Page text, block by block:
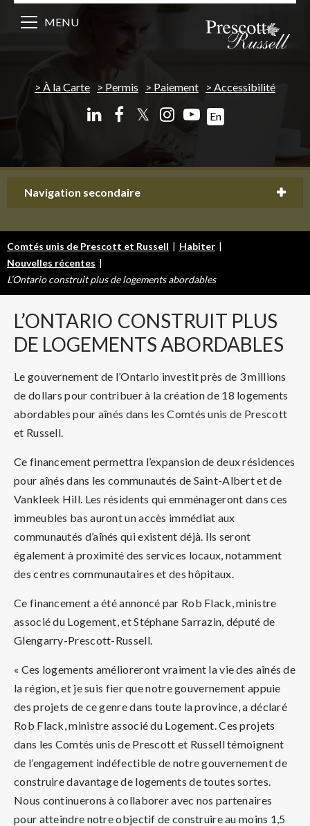
À la Carte Permis Paiement Accessibilité
𝕏 En
MENU
Navigation secondaire
Comtés unis de Prescott et Russell | Habiter |
Nouvelles récentes |
L’Ontario construit plus de logements abordables
L’ONTARIO CONSTRUIT PLUS
DE LOGEMENTS ABORDABLES
Le gouvernement de l’Ontario investit près de 3 millions
de dollars pour contribuer à la création de 18 logements
abordables pour aînés dans les Comtés unis de Prescott
et Russell.
Ce financement permettra l’expansion de deux résidences
pour aînés dans les communautés de Saint-Albert et de
Vankleek Hill. Les résidents qui emménageront dans ces
immeubles bas auront un accès immédiat aux
communautés d’aînés qui existent déjà. Ils seront
également à proximité des services locaux, notamment
des centres communautaires et des hôpitaux.
Ce financement a été annoncé par Rob Flack, ministre
associé du Logement, et Stéphane Sarrazin, député de
Glengarry-Prescott-Russell.
« Ces logements amélioreront vraiment la vie des aînés de
la région, et je suis fier que notre gouvernement appuie
des projets de ce genre dans toute la province, a déclaré
Rob Flack, ministre associé du Logement. Ces projets
dans les Comtés unis de Prescott et Russell témoignent
de l’engagement indéfectible de notre gouvernement de
construire davantage de logements de toutes sortes.
Nous continuerons à collaborer avec nos partenaires
pour atteindre notre objectif de construire au moins 1,5